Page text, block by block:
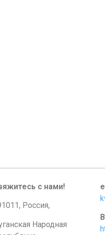
с нами!
Россия,
Народная